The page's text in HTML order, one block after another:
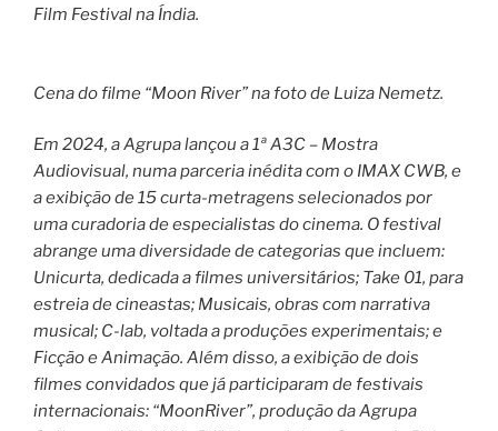
Film Festival na Índia.
Cena do filme “Moon River” na foto de Luiza Nemetz.
Em 2024, a Agrupa lançou a 1ª A3C – Mostra
Audiovisual, numa parceria inédita com o IMAX CWB, e
a exibição de 15 curta-metragens selecionados por
uma curadoria de especialistas do cinema. O festival
abrange uma diversidade de categorias que incluem:
Unicurta, dedicada a filmes universitários; Take 01, para
estreia de cineastas; Musicais, obras com narrativa
musical; C-lab, voltada a produções experimentais; e
Ficção e Animação. Além disso, a exibição de dois
filmes convidados que já participaram de festivais
internacionais: “MoonRiver”, produção da Agrupa